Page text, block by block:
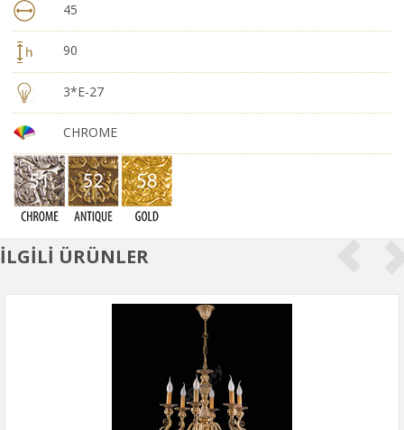
45
90
3*E-27
CHROME
İLGİLİ ÜRÜNLER